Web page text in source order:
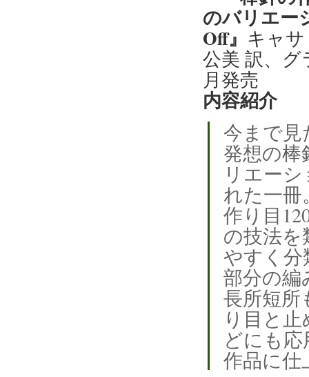
のバリエー
Off』 キャ
公美 訳、グ
月発売
内容紹介
今まで
発想の棒
リエー
れた一冊
作り目
の技法
やすく
部分の編
長所短所
り目と
どにも
作品に仕